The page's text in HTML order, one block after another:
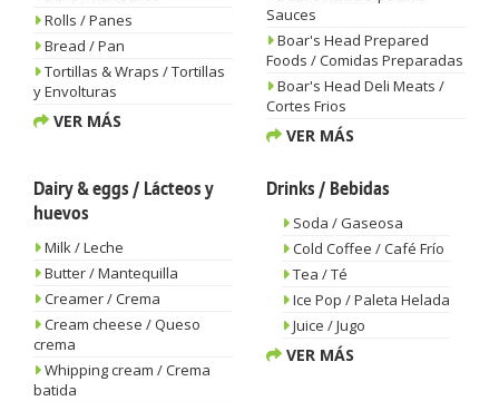
Rolls / Panes
Bread / Pan
Tortillas & Wraps / Tortillas
y Envolturas
VER MÁS
Sauces
Boar's Head Prepared
Foods / Comidas Preparadas
Boar's Head Deli Meats /
Cortes Frios
VER MÁS
Dairy & eggs / Lácteos y
huevos
Milk / Leche
Butter / Mantequilla
Creamer / Crema
Cream cheese / Queso
crema
Whipping cream / Crema
batida
Drinks / Bebidas
Soda / Gaseosa
Cold Coffee / Café Frío
Tea / Té
Ice Pop / Paleta Helada
Juice / Jugo
VER MÁS